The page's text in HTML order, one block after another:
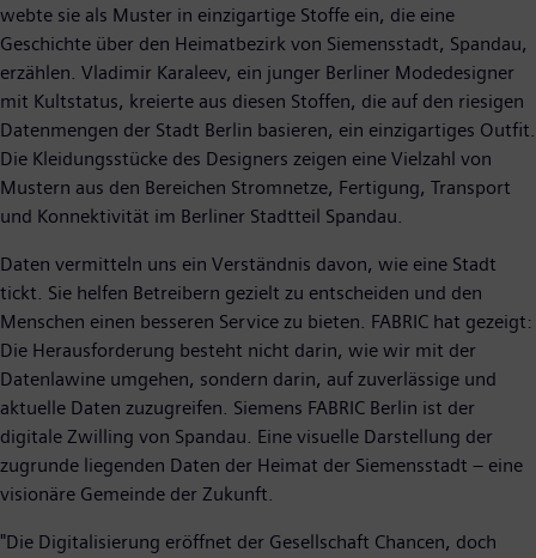
webte sie als Muster in einzigartige Stoffe ein, die eine
Geschichte über den Heimatbezirk von Siemensstadt, Spandau,
erzählen. Vladimir Karaleev, ein junger Berliner Modedesigner
mit Kultstatus, kreierte aus diesen Stoffen, die auf den riesigen
Datenmengen der Stadt Berlin basieren, ein einzigartiges Outfit.
Die Kleidungsstücke des Designers zeigen eine Vielzahl von
Mustern aus den Bereichen Stromnetze, Fertigung, Transport
und Konnektivität im Berliner Stadtteil Spandau.
Daten vermitteln uns ein Verständnis davon, wie eine Stadt
tickt. Sie helfen Betreibern gezielt zu entscheiden und den
Menschen einen besseren Service zu bieten. FABRIC hat gezeigt:
Die Herausforderung besteht nicht darin, wie wir mit der
Datenlawine umgehen, sondern darin, auf zuverlässige und
aktuelle Daten zuzugreifen. Siemens FABRIC Berlin ist der
digitale Zwilling von Spandau. Eine visuelle Darstellung der
zugrunde liegenden Daten der Heimat der Siemensstadt – eine
visionäre Gemeinde der Zukunft.
"Die Digitalisierung eröffnet der Gesellschaft Chancen, doch